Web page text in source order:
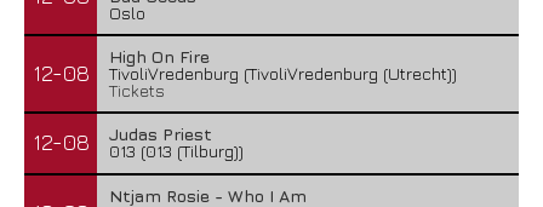
Oslo
12-08
High On Fire
TivoliVredenburg (TivoliVredenburg (Utrecht))
Tickets
12-08
Judas Priest
013 (013 (Tilburg))
Ntjam Rosie - Who I Am